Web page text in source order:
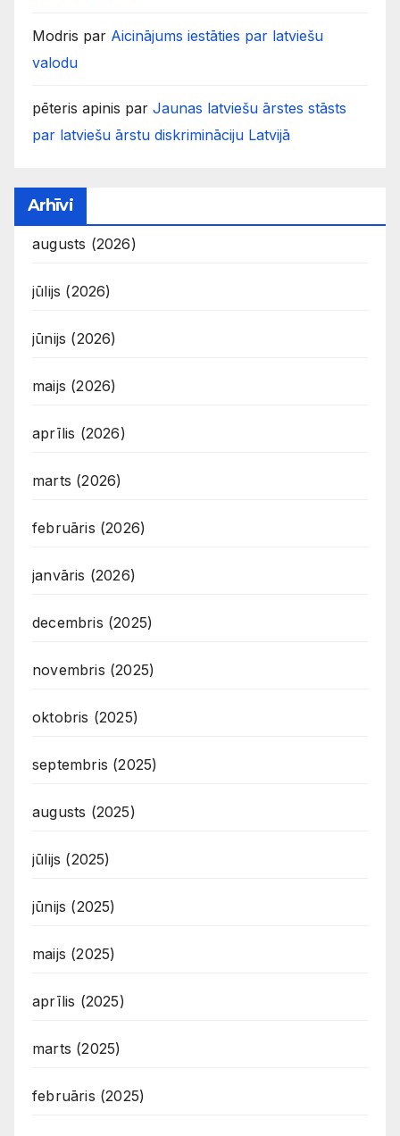
Modris par Aicinājums iestāties par latviešu
valodu
pēteris apinis par Jaunas latviešu ārstes stāsts
par latviešu ārstu diskrimināciju Latvijā
Arhīvi
augusts (2026)
jūlijs (2026)
jūnijs (2026)
maijs (2026)
aprīlis (2026)
marts (2026)
februāris (2026)
janvāris (2026)
decembris (2025)
novembris (2025)
oktobris (2025)
septembris (2025)
augusts (2025)
jūlijs (2025)
jūnijs (2025)
maijs (2025)
aprīlis (2025)
marts (2025)
februāris (2025)